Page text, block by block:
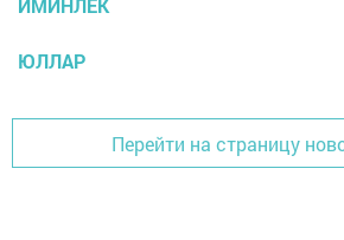
ИМИНЛЕК
ЮЛЛАР
Перейти на страницу